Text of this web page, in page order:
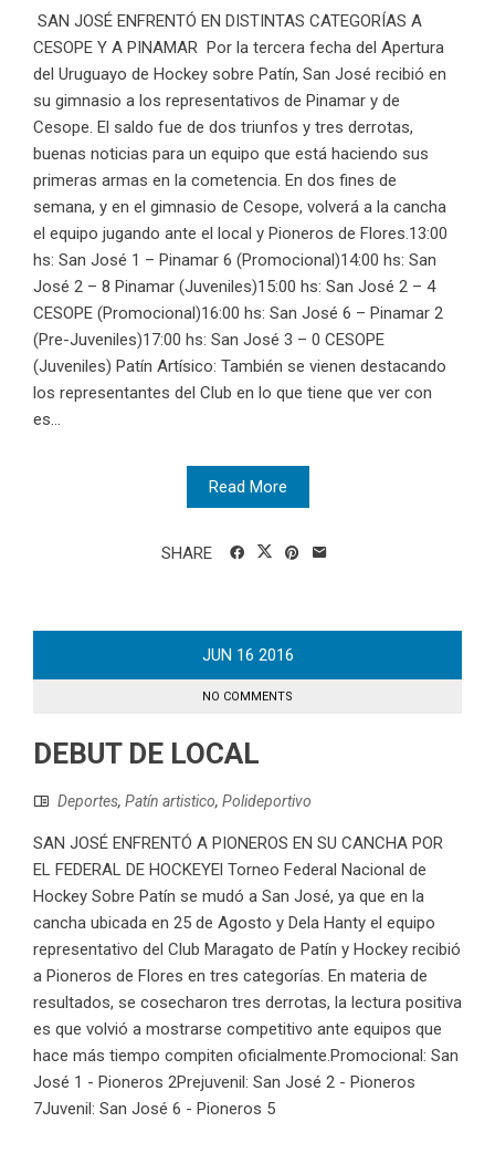
SAN JOSÉ ENFRENTÓ EN DISTINTAS CATEGORÍAS A
CESOPE Y A PINAMAR Por la tercera fecha del Apertura
del Uruguayo de Hockey sobre Patín, San José recibió en
su gimnasio a los representativos de Pinamar y de
Cesope. El saldo fue de dos triunfos y tres derrotas,
buenas noticias para un equipo que está haciendo sus
primeras armas en la cometencia. En dos fines de
semana, y en el gimnasio de Cesope, volverá a la cancha
el equipo jugando ante el local y Pioneros de Flores.13:00
hs: San José 1 – Pinamar 6 (Promocional)14:00 hs: San
José 2 – 8 Pinamar (Juveniles)15:00 hs: San José 2 – 4
CESOPE (Promocional)16:00 hs: San José 6 – Pinamar 2
(Pre-Juveniles)17:00 hs: San José 3 – 0 CESOPE
(Juveniles) Patín Artísico: También se vienen destacando
los representantes del Club en lo que tiene que ver con
es...
Read More
SHARE
JUN 16 2016
NO COMMENTS
DEBUT DE LOCAL
Deportes, Patín artistico, Polideportivo
SAN JOSÉ ENFRENTÓ A PIONEROS EN SU CANCHA POR
EL FEDERAL DE HOCKEYEl Torneo Federal Nacional de
Hockey Sobre Patín se mudó a San José, ya que en la
cancha ubicada en 25 de Agosto y Dela Hanty el equipo
representativo del Club Maragato de Patín y Hockey recibió
a Pioneros de Flores en tres categorías. En materia de
resultados, se cosecharon tres derrotas, la lectura positiva
es que volvió a mostrarse competitivo ante equipos que
hace más tiempo compiten oficialmente.Promocional: San
José 1 - Pioneros 2Prejuvenil: San José 2 - Pioneros
7Juvenil: San José 6 - Pioneros 5